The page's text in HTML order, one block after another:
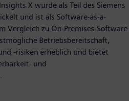
X wurde als Teil des Siemens
und ist als Software-as-a-
Vergleich zu On-Premises-Software
Betriebsbereitschaft,
-risiken erheblich und bietet
und